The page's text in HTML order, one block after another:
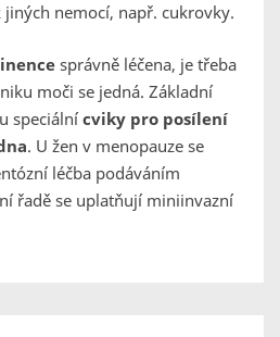
nemocí, např. cukrovky.
správně léčena, je třeba
moči se jedná. Základní
speciální cviky pro posílení
. U žen v menopauze se
léčba podáváním
řadě se uplatňují miniinvazní